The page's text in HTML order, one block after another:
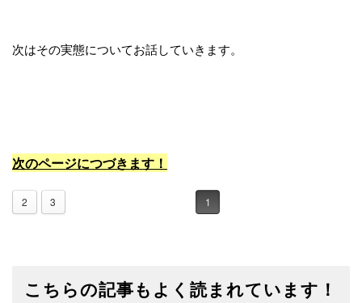
次はその実態についてお話していきます。
次のページにつづきます！
1
2 3
こちらの記事もよく読まれています！